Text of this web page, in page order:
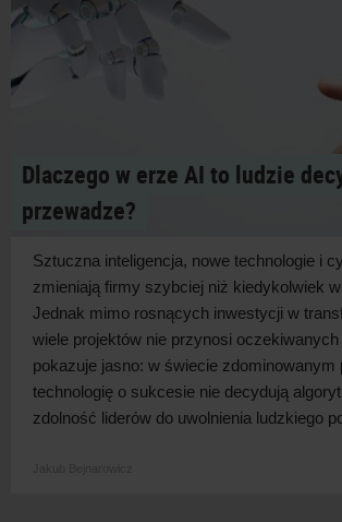
Dlaczego w erze AI to ludzie
przewadze?
Sztuczna inteligencja, nowe technologie i
zmieniają firmy szybciej niż kiedykolwiek
Jednak mimo rosnących inwestycji w
wiele projektów nie przynosi oczekiwanych
pokazuje jasno: w świecie zdominowanym
technologię o sukcesie nie decydują
zdolność liderów do uwolnienia ludzkiego